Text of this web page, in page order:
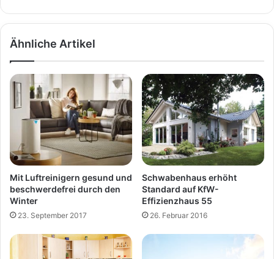
Ähnliche Artikel
Mit Luftreinigern gesund und
beschwerdefrei durch den
Winter
23. September 2017
Schwabenhaus erhöht
Standard auf KfW-
Effizienzhaus 55
26. Februar 2016